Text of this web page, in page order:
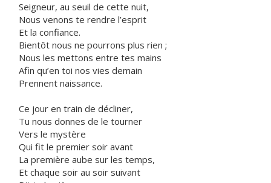
Seigneur, au seuil de cette nuit,
Nous venons te rendre l’esprit
Et la confiance.
Bientôt nous ne pourrons plus rien ;
Nous les mettons entre tes mains
Afin qu’en toi nos vies demain
Prennent naissance.
Ce jour en train de décliner,
Tu nous donnes de le tourner
Vers le mystère
Qui fit le premier soir avant
La première aube sur les temps,
Et chaque soir au soir suivant